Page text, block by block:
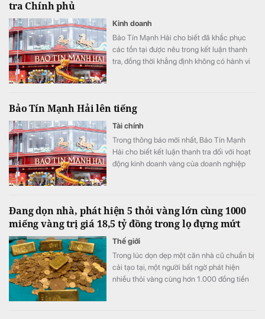
tra Chính phủ
Kinh doanh
Bảo Tín Mạnh Hải cho biết đã khắc phục
các tồn tại được nêu trong kết luận thanh
tra, đồng thời khẳng định không có hành vi
Bảo Tín Mạnh Hải lên tiếng
Tài chính
Trong thông báo mới nhất, Bảo Tín Mạnh
Hải cho biết kết luận thanh tra đối với hoạt
động kinh doanh vàng của doanh nghiệp
Đang dọn nhà, phát hiện 5 thỏi vàng lớn cùng 1000
miếng vàng trị giá 18,5 tỷ đồng trong lọ đựng mứt
Thế giới
Trong lúc dọn dẹp một căn nhà cũ chuẩn bị
cải tạo tại, một người bất ngờ phát hiện
nhiều thỏi vàng cùng hơn 1.000 đồng tiền